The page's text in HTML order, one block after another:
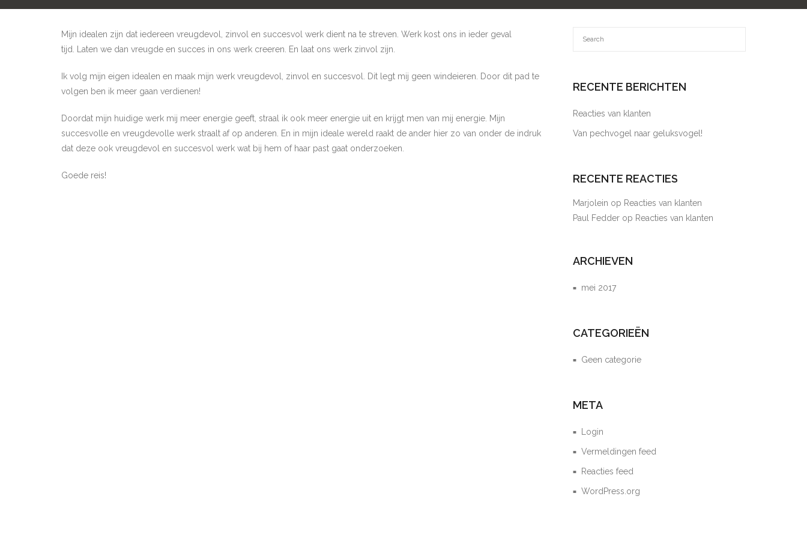
Mijn idealen zijn dat iedereen vreugdevol, zinvol en succesvol werk dient na te streven. Werk kost ons in ieder geval
tijd. Laten we dan vreugde en succes in ons werk creeren. En laat ons werk zinvol zijn.
Ik volg mijn eigen idealen en maak mijn werk vreugdevol, zinvol en succesvol. Dit legt mij geen windeieren. Door dit pad te
volgen ben ik meer gaan verdienen!
Doordat mijn huidige werk mij meer energie geeft, straal ik ook meer energie uit en krijgt men van mij energie. Mijn
succesvolle en vreugdevolle werk straalt af op anderen. En in mijn ideale wereld raakt de ander hier zo van onder de indruk
dat deze ook vreugdevol en succesvol werk wat bij hem of haar past gaat onderzoeken.
Goede reis!
RECENTE BERICHTEN
Reacties van klanten
Van pechvogel naar geluksvogel!
RECENTE REACTIES
Marjolein op Reacties van klanten
Paul Fedder op Reacties van klanten
ARCHIEVEN
mei 2017
CATEGORIEËN
Geen categorie
META
Login
Vermeldingen feed
Reacties feed
WordPress.org